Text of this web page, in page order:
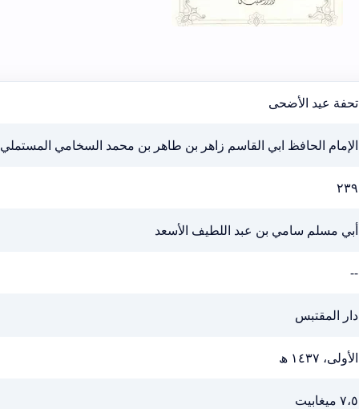
تحفة عيد الأضحى
الإمام الحافظ ابي القاسم زاهر بن طاهر بن محمد السخامي المستملي
٢٣٩
أبي مسلم سامي بن عبد اللطيف الأسعد
--
دار المقتبس
الأولى، ١٤٣٧ ھ
٧،٥ ميغابيت